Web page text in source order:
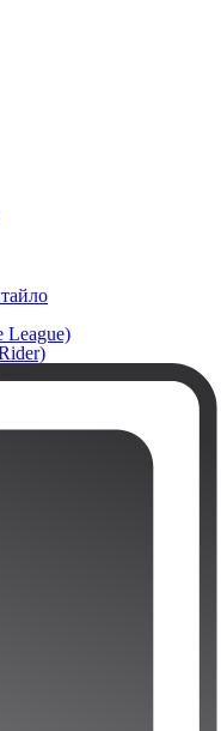
League)